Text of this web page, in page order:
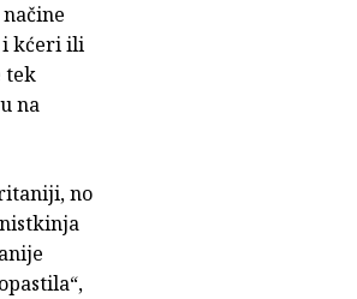
i kćeri ili
tek
na
no